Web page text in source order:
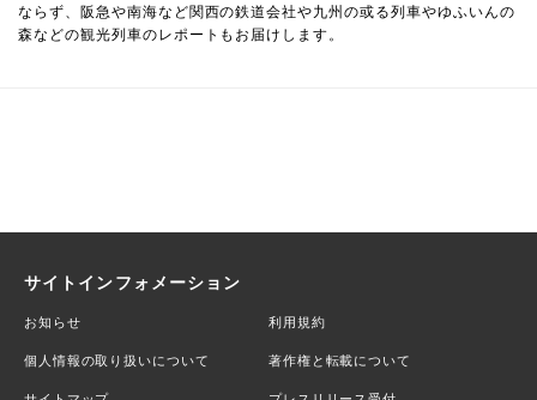
ならず、阪急や南海など関西の鉄道会社や九州の或る列車やゆふいんの
森などの観光列車のレポートもお届けします。
サイトインフォメーション
お知らせ 利用規約
個人情報の取り扱いについて 著作権と転載について